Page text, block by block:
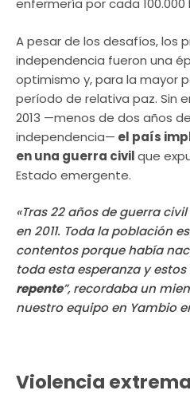
enfermería por cada
A pesar de los desafíos, los
independencia fueron una
optimismo y, para la mayor
período de relativa paz. Sin
2013 —menos de dos años
independencia— el país
en una guerra civilque
Estado emergente.
«Tras 22 años de guerra
en 2011. Toda la población
contentos porque había
toda esta esperanza y estos
repente”, recordaba un
nuestro equipo en Yambio
Violencia extrema